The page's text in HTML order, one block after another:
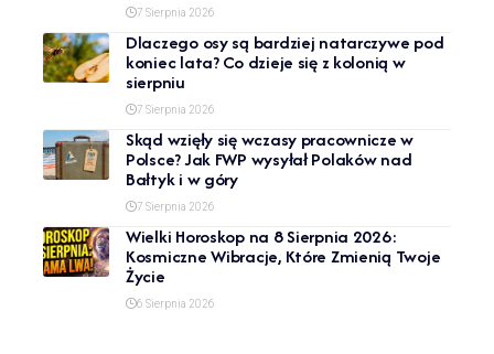
7 Sierpnia 2026
Dlaczego osy są bardziej natarczywe pod
koniec lata? Co dzieje się z kolonią w
sierpniu
7 Sierpnia 2026
Skąd wzięły się wczasy pracownicze w
Polsce? Jak FWP wysyłał Polaków nad
Bałtyk i w góry
7 Sierpnia 2026
Wielki Horoskop na 8 Sierpnia 2026:
Kosmiczne Wibracje, Które Zmienią Twoje
Życie
6 Sierpnia 2026